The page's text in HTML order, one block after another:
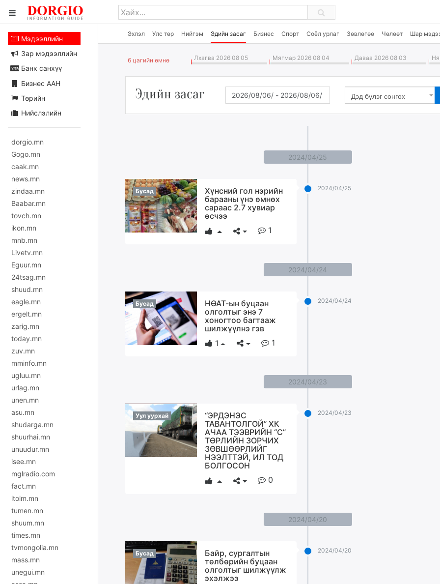
Эхлэл Улс төр Нийгэм Эдийн засаг Бизнес Спорт Соёл урлаг Зөвлөгөө Чөлөөт Шар
Мэдээллийн
Зар мэдээллийн
Банк санхүү
Бизнес ААН
Төрийн
Нийслэлийн
dorgio.mn
Gogo.mn
caak.mn
news.mn
zindaa.mn
Baabar.mn
tovch.mn
ikon.mn
mnb.mn
Livetv.mn
Eguur.mn
24tsag.mn
shuud.mn
eagle.mn
ergelt.mn
zarig.mn
today.mn
zuv.mn
mminfo.mn
ugluu.mn
urlag.mn
unen.mn
asu.mn
shudarga.mn
shuurhai.mn
unuudur.mn
isee.mn
mglradio.com
fact.mn
itoim.mn
tumen.mn
shuum.mn
times.mn
tvmongolia.mn
mass.mn
unegui.mn
6 цагийн өмнө Лхагва 2026 08 05 Мягмар 2026 08 04 Даваа 2026 08 03
Эдийн засаг Дэд бүлэг сонгох
2024/04/25
2024/04/25
Бусад
Хүнсний гол нэрийн
барааны үнэ өмнөх
сараас 2.7 хувиар
өсчээ
1
2024/04/24
2024/04/24
Бусад
НӨАТ-ын буцаан
олголтыг энэ 7
хоногтоо багтааж
шилжүүлнэ гэв
1
1
2024/04/23
2024/04/23
Уул уурхай
“ЭРДЭНЭС
ТАВАНТОЛГОЙ” ХК
АЧАА ТЭЭВРИЙН “С”
ТӨРЛИЙН ЗОРЧИХ
ЗӨВШӨӨРЛИЙГ
НЭЭЛТТЭЙ, ИЛ ТОД
БОЛГОСОН
0
2024/04/20
2024/04/20
Бусад
Байр, сургалтын
төлбөрийн буцаан
олголтыг шилжүүлж
эхэлжээ